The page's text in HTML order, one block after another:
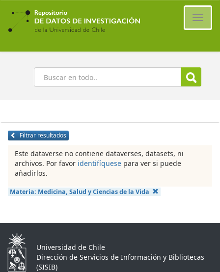
Ir
contenido
principal
Buscar
Filtrar resultados
Este dataverse no contiene dataverses, datasets, ni
archivos. Por favor identifíquese para ver si puede
añadirlos.
Materia: Medicina, Salud y Ciencias de la Vida
Universidad de Chile
Dirección de Servicios de Información y Bibliotecas
(SISIB)